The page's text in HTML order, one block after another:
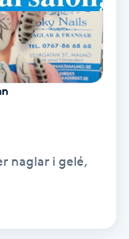
naglar i gelé,